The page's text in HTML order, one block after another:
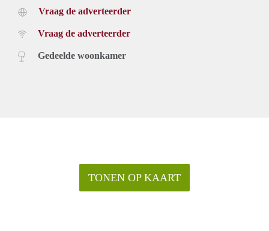
Vraag de adverteerder
Vraag de adverteerder
Gedeelde woonkamer
TONEN OP KAART